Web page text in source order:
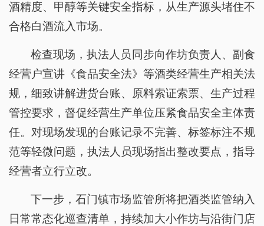
酒精度、甲醇等关键安全指标，从生产源头堵住不
合格白酒流入市场。
检查现场，执法人员同步向作坊负责人、副食
经营户宣讲《食品安全法》等酒类经营生产相关法
规，细致讲解进货台账、原料索证索票、生产过程
管控要求，督促经营生产单位压紧食品安全主体责
任。对现场发现的台账记录不完善、标签标注不规
范等轻微问题，执法人员现场指出整改要点，指导
经营者立行立改。
下一步，石门镇市场监管所将把酒类监管纳入
日常常态化巡查清单，持续加大小作坊与沿街门店